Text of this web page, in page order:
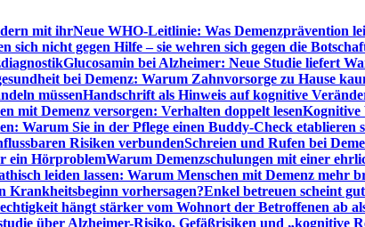
mit ihrNeue WHO-Leitlinie: Was Demenzprävention
sich nicht gegen Hilfe – sie wehren sich gegen die
Glucosamin bei Alzheimer: Neue Studie liefert
bei Demenz: Warum Zahnvorsorge zu Hause
müssenHandschrift als Hinweis auf kognitive
mit Demenz versorgen: Verhalten doppelt lesenKognitive
Warum Sie in der Pflege einen Buddy-Check etablieren
Risiken verbundenSchreien und Rufen bei
ein HörproblemWarum Demenzschulungen mit einer
leiden lassen: Warum Menschen mit Demenz mehr
Krankheitsbeginn vorhersagen?Enkel betreuen scheint
hängt stärker vom Wohnort der Betroffenen ab
über Alzheimer-Risiko, Gefäßrisiken und „kognitive